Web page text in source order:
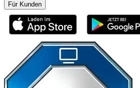
Für Kunden